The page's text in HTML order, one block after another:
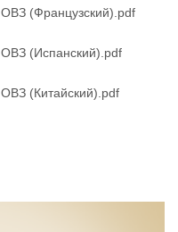
(Французский).pdf
ОВЗ (Испанский).pdf
(Китайский).pdf